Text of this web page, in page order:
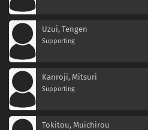
Uzui, Tengen
Supporting
Kanroji, Mitsuri
Supporting
Tokitou, Muichirou